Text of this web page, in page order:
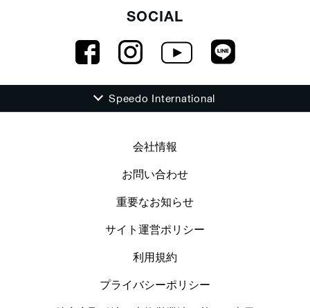
SOCIAL
Speedo International
会社情報
お問い合わせ
重要なお知らせ
サイト運営ポリシー
利用規約
プライバシーポリシー